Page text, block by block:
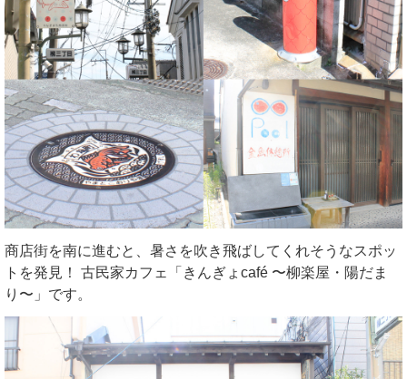
商店街を南に進むと、暑さを吹き飛ばしてくれそうなスポッ
トを発見！ 古民家カフェ「きんぎょcafé 〜柳楽屋・陽だま
り〜」です。